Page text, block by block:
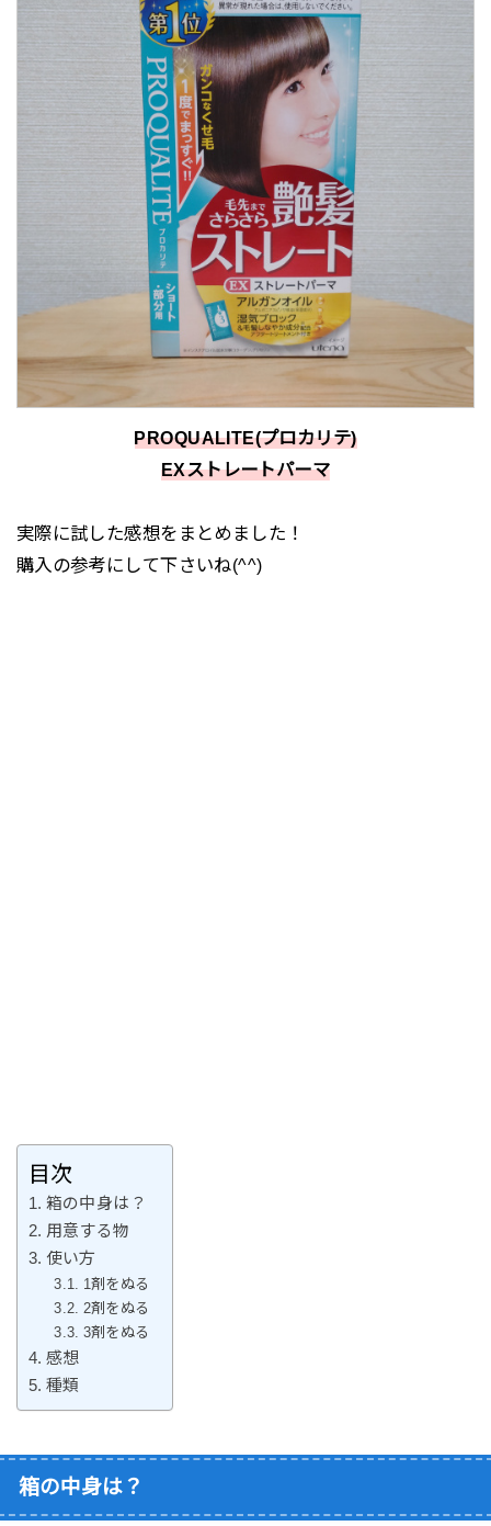
PROQUALITE(プロカリテ)
EXストレートパーマ
実際に試した感想をまとめました！
購入の参考にして下さいね(^^)
目次
箱の中身は？
用意する物
使い方
1剤をぬる
2剤をぬる
3剤をぬる
感想
種類
箱の中身は？